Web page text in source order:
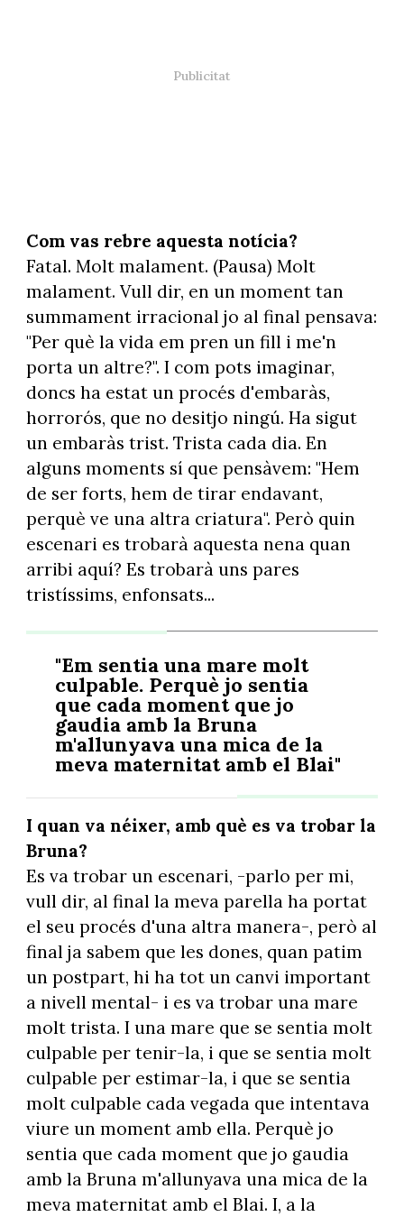
Com vas rebre aquesta notícia?
Fatal. Molt malament. (Pausa) Molt
malament. Vull dir, en un moment tan
summament irracional jo al final pensava:
"Per què la vida em pren un fill i me'n
porta un altre?". I com pots imaginar,
doncs ha estat un procés d'embaràs,
horrorós, que no desitjo ningú. Ha sigut
un embaràs trist. Trista cada dia. En
alguns moments sí que pensàvem: "Hem
de ser forts, hem de tirar endavant,
perquè ve una altra criatura". Però quin
escenari es trobarà aquesta nena quan
arribi aquí? Es trobarà uns pares
tristíssims, enfonsats...
"Em sentia una mare molt
culpable. Perquè jo sentia
que cada moment que jo
gaudia amb la Bruna
m'allunyava una mica de la
meva maternitat amb el Blai"
I quan va néixer, amb què es va trobar la
Bruna?
Es va trobar un escenari, -parlo per mi,
vull dir, al final la meva parella ha portat
el seu procés d'una altra manera-, però al
final ja sabem que les dones, quan patim
un postpart, hi ha tot un canvi important
a nivell mental- i es va trobar una mare
molt trista. I una mare que se sentia molt
culpable per tenir-la, i que se sentia molt
culpable per estimar-la, i que se sentia
molt culpable cada vegada que intentava
viure un moment amb ella. Perquè jo
sentia que cada moment que jo gaudia
amb la Bruna m'allunyava una mica de la
meva maternitat amb el Blai. I, a la